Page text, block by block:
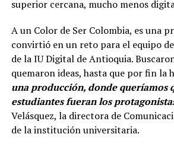
superior cercana, mucho menos
A un Color de Ser Colombia, es una
convirtió en un reto para el equipo
de la IU Digital de Antioquia.
quemaron ideas, hasta que por fin la
una producción, donde queríamos
estudiantes fueran los
Velásquez, la directora de
de la institución universitaria.